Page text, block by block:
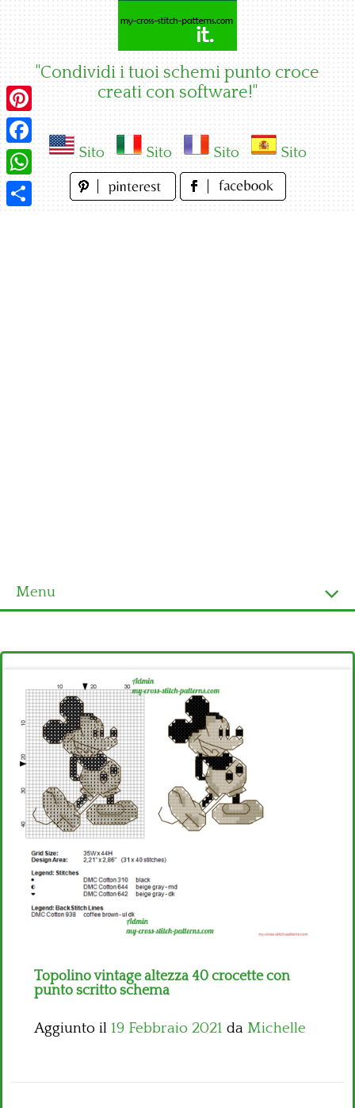
"Condividi i tuoi schemi punto croce
creati con software!"
Sito Sito Sito Sito
Menu
Ultimi schemi
Alfabeto
Bambini
Disney
Thun
Topolino vintage altezza 40 crocette con
punto scritto schema
Aggiunto il 19 Febbraio 2021 da Michelle
Pinterest
Facebook
WhatsApp